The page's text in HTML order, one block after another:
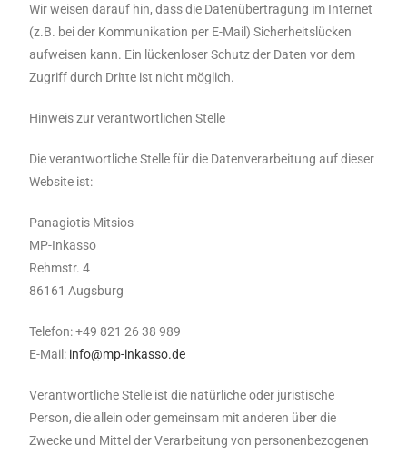
Wir weisen darauf hin, dass die Datenübertragung im Internet
(z.B. bei der Kommunikation per E-Mail) Sicherheitslücken
aufweisen kann. Ein lückenloser Schutz der Daten vor dem
Zugriff durch Dritte ist nicht möglich.
Hinweis zur verantwortlichen Stelle
Die verantwortliche Stelle für die Datenverarbeitung auf dieser
Website ist:
Panagiotis Mitsios
MP-Inkasso
Rehmstr. 4
86161 Augsburg
Telefon: +49 821 26 38 989
E-Mail: info@mp-inkasso.de
Verantwortliche Stelle ist die natürliche oder juristische
Person, die allein oder gemeinsam mit anderen über die
Zwecke und Mittel der Verarbeitung von personenbezogenen